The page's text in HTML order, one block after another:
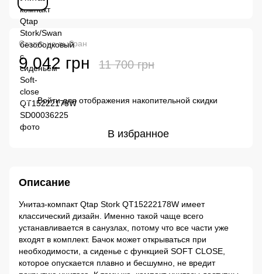
Статус не выбран
9 042 грн 11 700 грн
% Войтидля отображения накопительной скидки
В избранное
Описание
Унитаз-компакт Qtap Stork QT15222178W имеет
классический дизайн. Именно такой чаще всего
устанавливается в санузлах, потому что все части уже
входят в комплект. Бачок может открываться при
необходимости, а сиденье с функцией SOFT CLOSE,
которое опускается плавно и бесшумно, не вредит